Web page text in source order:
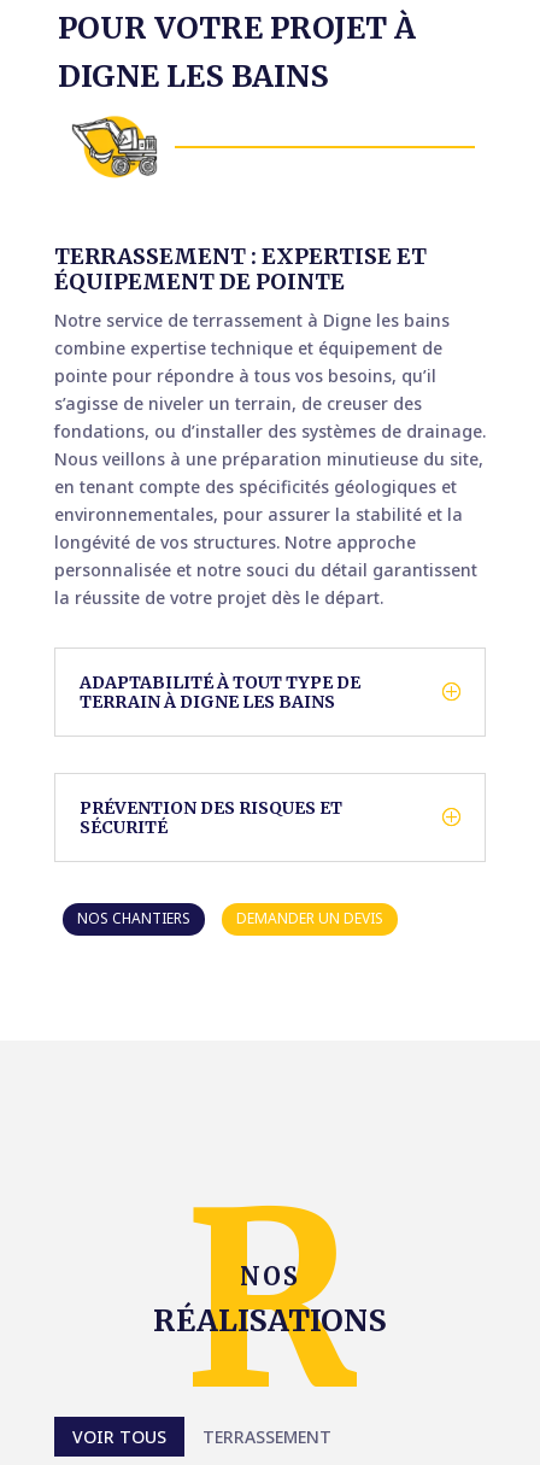
POUR VOTRE PROJET À
DIGNE LES BAINS
TERRASSEMENT : EXPERTISE ET
ÉQUIPEMENT DE POINTE
Notre service de terrassement à Digne les bains
combine expertise technique et équipement de
pointe pour répondre à tous vos besoins, qu’il
s’agisse de niveler un terrain, de creuser des
fondations, ou d’installer des systèmes de drainage.
Nous veillons à une préparation minutieuse du site,
en tenant compte des spécificités géologiques et
environnementales, pour assurer la stabilité et la
longévité de vos structures. Notre approche
personnalisée et notre souci du détail garantissent
la réussite de votre projet dès le départ.
ADAPTABILITÉ À TOUT TYPE DE
TERRAIN À DIGNE LES BAINS
PRÉVENTION DES RISQUES ET
SÉCURITÉ
NOS CHANTIERS DEMANDER UN DEVIS
NOS
RÉALISATIONS
VOIR TOUS TERRASSEMENT